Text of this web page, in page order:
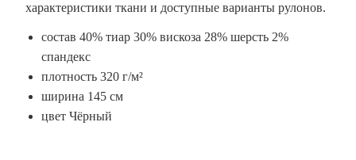
характеристики ткани и доступные варианты рулонов.
состав 40% тиар 30% вискоза 28% шерсть 2%
спандекс
плотность 320 г/м²
ширина 145 см
цвет Чёрный